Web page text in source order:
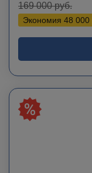
169 000руб.
Экономия 48 000